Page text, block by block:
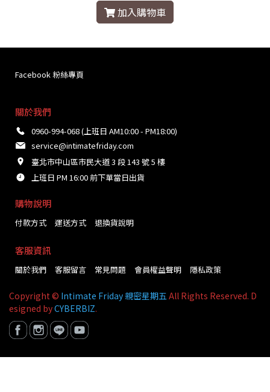
加入購物車
關於我們
0960-994-068 (上班日 AM10:00 - PM18:00)
service@intimatefriday.com
臺北市中山區市民大道 3 段 143 號 5 樓
上班日 PM 16:00 前下單當日出貨
購物說明
付款方式 運送方式 退換貨說明
客服資訊
關於我們 客服留言 常見問題 會員權益聲明 隱私政策
Facebook 粉絲專頁
Copyright © Intimate Friday 親密星期五 All Rights Reserved. D
esigned byCYBERBIZ.